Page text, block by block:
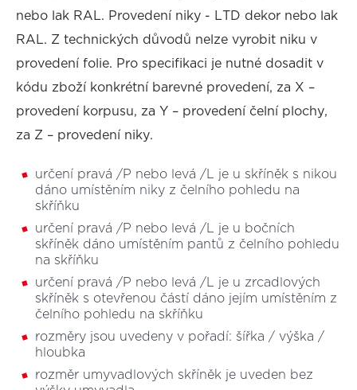
nebo lak RAL. Provedení niky - LTD dekor nebo lak
RAL. Z technických důvodů nelze vyrobit niku v
provedení folie. Pro specifikaci je nutné dosadit v
kódu zboží konkrétní barevné provedení, za X –
provedení korpusu, za Y – provedení čelní plochy,
za Z – provedení niky.
určení pravá /P nebo levá /L je u skříněk s nikou
dáno umístěním niky z čelního pohledu na
skříňku
určení pravá /P nebo levá /L je u bočních
skříněk dáno umístěním pantů z čelního pohledu
na skříňku
určení pravá /P nebo levá /L je u zrcadlových
skříněk s otevřenou částí dáno jejím umístěním z
čelního pohledu na skříňku
rozměry jsou uvedeny v pořadí: šířka / výška /
hloubka
rozměr umyvadlových skříněk je uveden bez